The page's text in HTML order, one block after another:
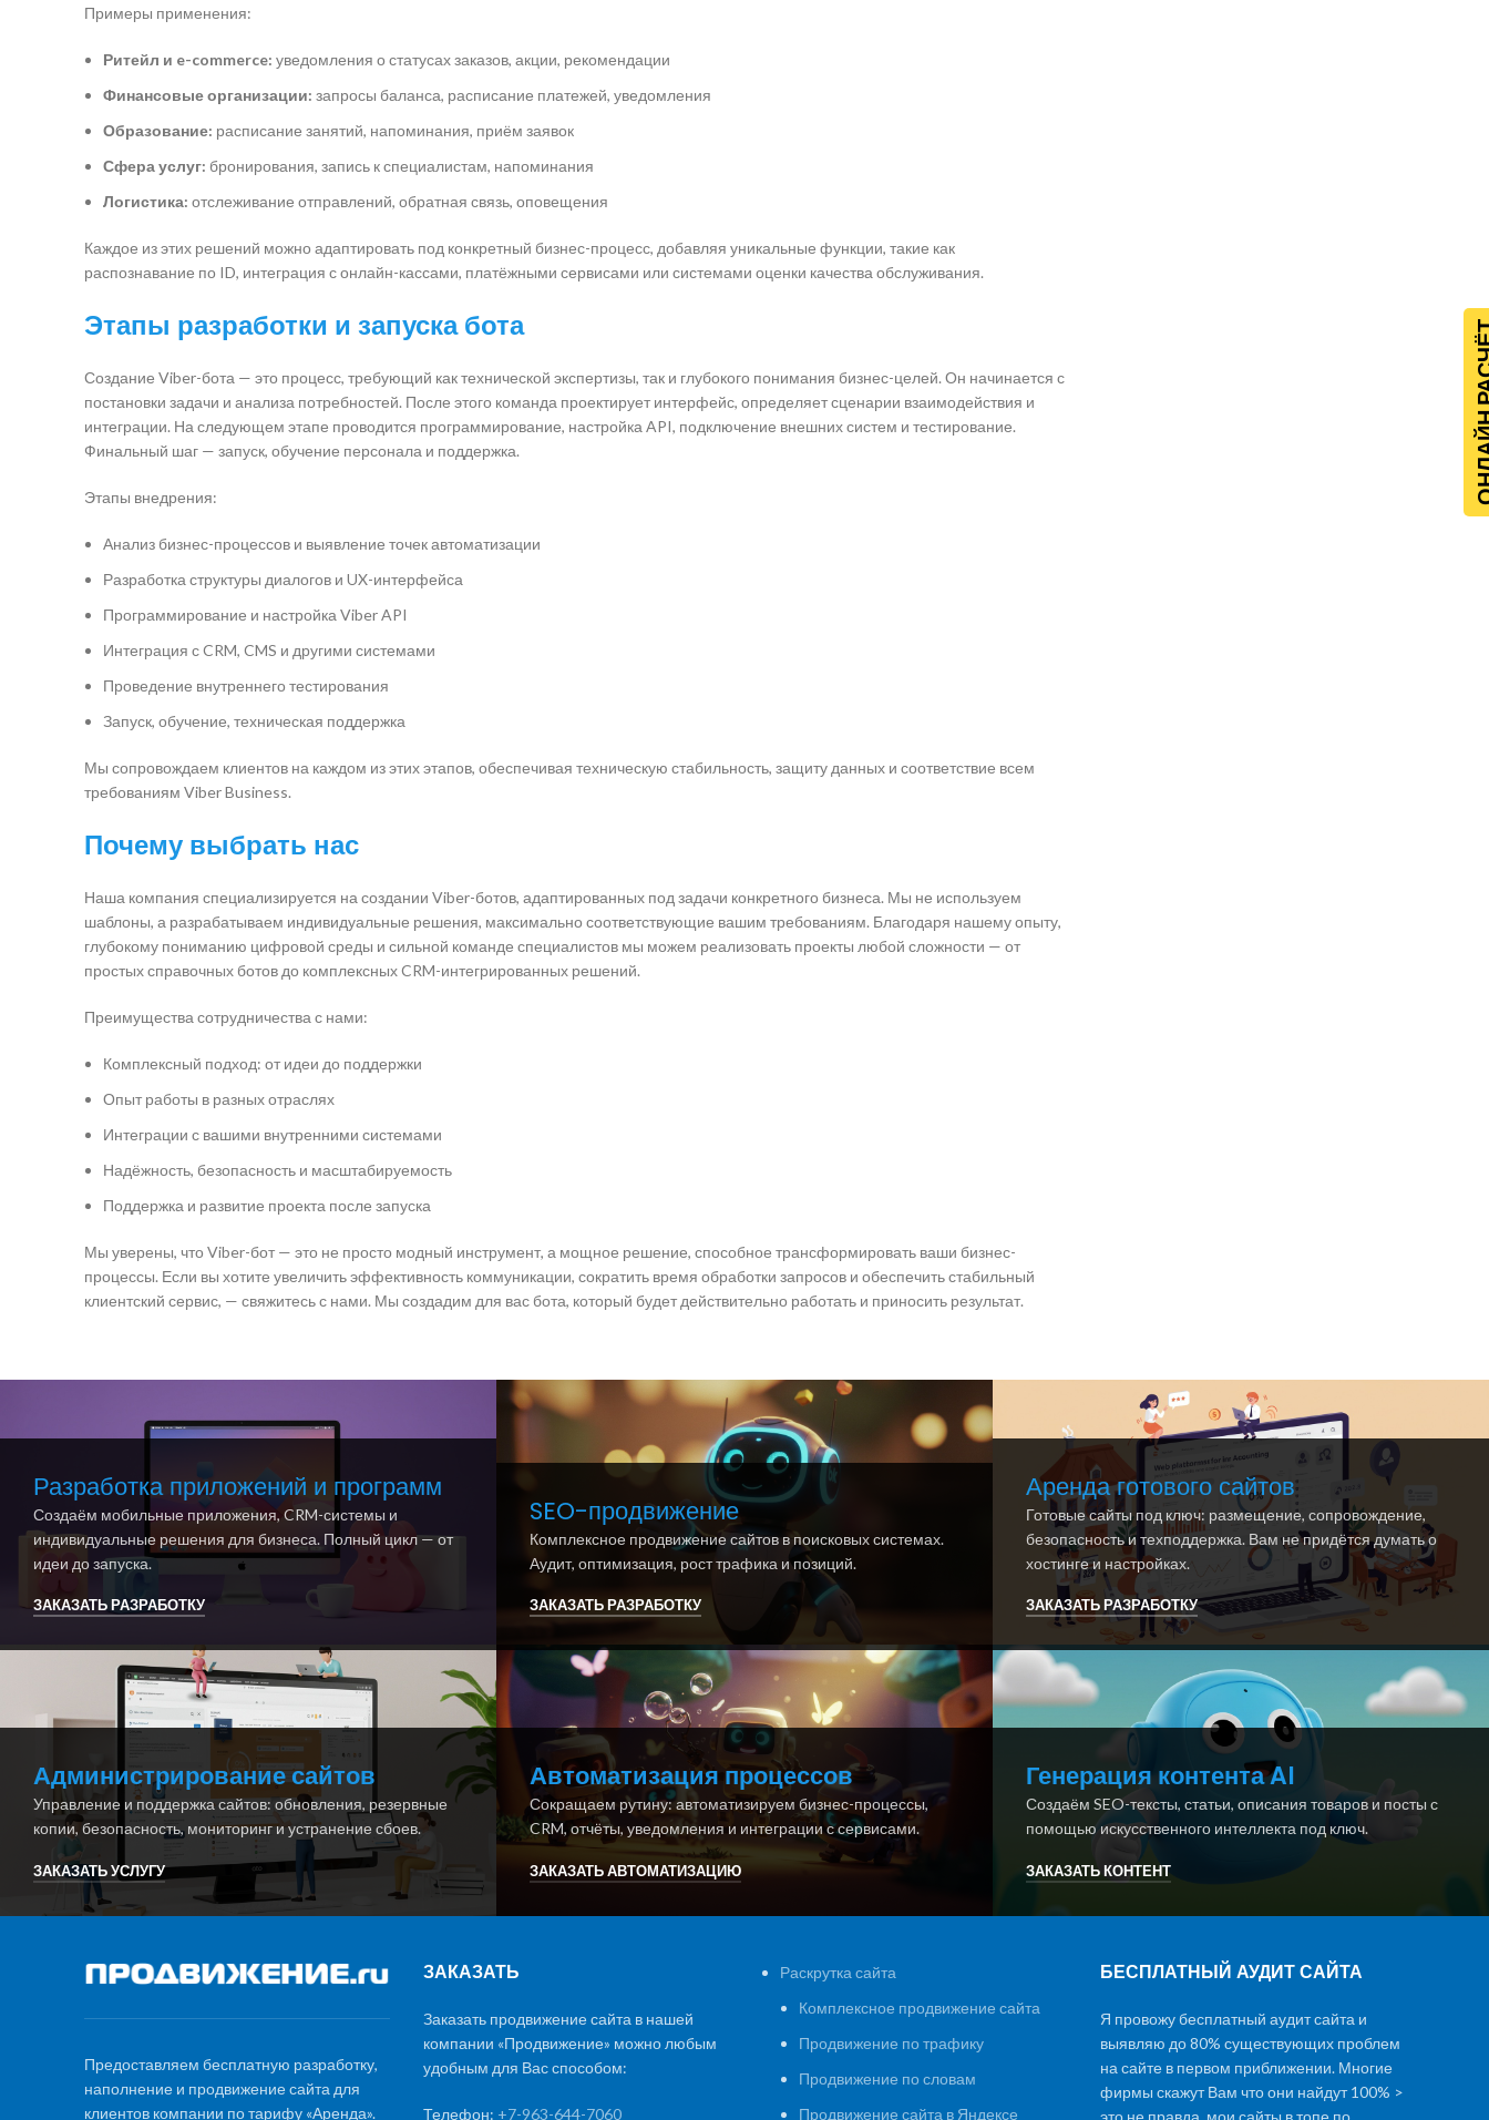
Примеры применения:
Ритейл и e-commerce: уведомления о статусах заказов, акции, рекомендации
Финансовые организации: запросы баланса, расписание платежей, уведомления
Образование: расписание занятий, напоминания, приём заявок
Сфера услуг: бронирования, запись к специалистам, напоминания
Логистика: отслеживание отправлений, обратная связь, оповещения
Каждое из этих решений можно адаптировать под конкретный бизнес-процесс, добавляя уникальные функции, такие как
распознавание по ID, интеграция с онлайн-кассами, платёжными сервисами или системами оценки качества обслуживания.
Этапы разработки и запуска бота
Создание Viber-бота — это процесс, требующий как технической экспертизы, так и глубокого понимания бизнес-целей. Он начинается с
постановки задачи и анализа потребностей. После этого команда проектирует интерфейс, определяет сценарии взаимодействия и
интеграции. На следующем этапе проводится программирование, настройка API, подключение внешних систем и тестирование.
Финальный шаг — запуск, обучение персонала и поддержка.
Этапы внедрения:
Анализ бизнес-процессов и выявление точек автоматизации
Разработка структуры диалогов и UX-интерфейса
Программирование и настройка Viber API
Интеграция с CRM, CMS и другими системами
Проведение внутреннего тестирования
Запуск, обучение, техническая поддержка
Мы сопровождаем клиентов на каждом из этих этапов, обеспечивая техническую стабильность, защиту данных и соответствие всем
требованиям Viber Business.
Почему выбрать нас
Наша компания специализируется на создании Viber-ботов, адаптированных под задачи конкретного бизнеса. Мы не используем
шаблоны, а разрабатываем индивидуальные решения, максимально соответствующие вашим требованиям. Благодаря нашему опыту,
глубокому пониманию цифровой среды и сильной команде специалистов мы можем реализовать проекты любой сложности — от
простых справочных ботов до комплексных CRM-интегрированных решений.
Преимущества сотрудничества с нами:
Комплексный подход: от идеи до поддержки
Опыт работы в разных отраслях
Интеграции с вашими внутренними системами
Надёжность, безопасность и масштабируемость
Поддержка и развитие проекта после запуска
Мы уверены, что Viber-бот — это не просто модный инструмент, а мощное решение, способное трансформировать ваши бизнес-
процессы. Если вы хотите увеличить эффективность коммуникации, сократить время обработки запросов и обеспечить стабильный
клиентский сервис, — свяжитесь с нами. Мы создадим для вас бота, который будет действительно работать и приносить результат.
Разработка приложений и программ
Создаём мобильные приложения, CRM-системы и
индивидуальные решения для бизнеса. Полный цикл — от
идеи до запуска.
ЗАКАЗАТЬ РАЗРАБОТКУ
SEO-продвижение
Комплексное продвижение сайтов в поисковых системах.
Аудит, оптимизация, рост трафика и позиций.
ЗАКАЗАТЬ РАЗРАБОТКУ
Аренда готового сайтов
Готовые сайты под ключ: размещение, сопровождение,
безопасность и техподдержка. Вам не придётся думать о
хостинге и настройках.
ЗАКАЗАТЬ РАЗРАБОТКУ
Администрирование сайтов
Управление и поддержка сайтов: обновления, резервные
копии, безопасность, мониторинг и устранение сбоев.
ЗАКАЗАТЬ УСЛУГУ
Автоматизация процессов
Сокращаем рутину: автоматизируем бизнес-процессы,
CRM, отчёты, уведомления и интеграции с сервисами.
ЗАКАЗАТЬ АВТОМАТИЗАЦИЮ
Генерация контента AI
Создаём SEO-тексты, статьи, описания товаров и посты с
помощью искусственного интеллекта под ключ.
ЗАКАЗАТЬ КОНТЕНТ
Предоставляем бесплатную разработку,
наполнение и продвижение сайта для
клиентов компании по тарифу «Аренда».
ЗАКАЗАТЬ
Заказать продвижение сайта в нашей
компании «Продвижение» можно любым
удобным для Вас способом:
Телефон: +7-963-644-7060
Раскрутка сайта
Комплексное продвижение сайта
Продвижение по трафику
Продвижение по словам
Продвижение сайта в Яндексе
БЕСПЛАТНЫЙ АУДИТ САЙТА
Я провожу бесплатный аудит сайта и
выявляю до 80% существующих проблем
на сайте в первом приближении. Многие
фирмы скажут Вам что они найдут 100% >
это не правда. мои сайты в топе по